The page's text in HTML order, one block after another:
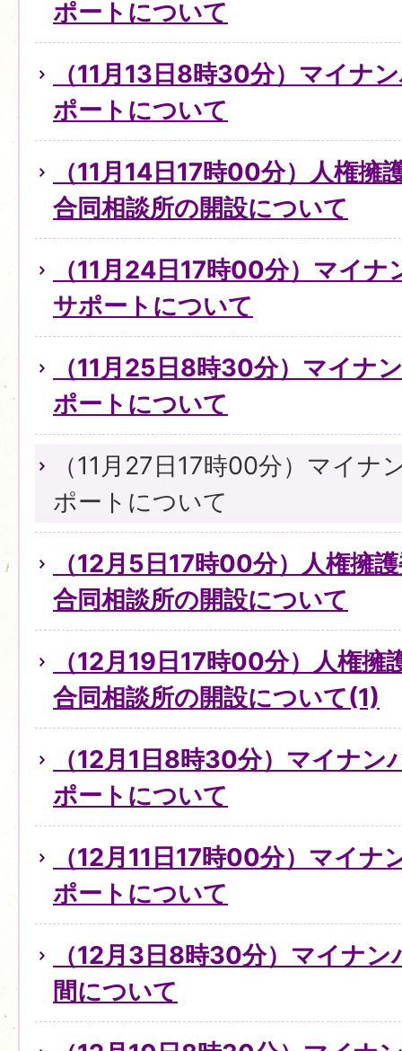
ポートについて
（11月13日8時30分）マイナ
ポートについて
（11月14日17時00分）人権擁
合同相談所の開設について
（11月24日17時00分）マイ
サポートについて
（11月25日8時30分）マイナ
ポートについて
（11月27日17時00分）マイナ
ポートについて
（12月5日17時00分）人権擁
合同相談所の開設について
（12月19日17時00分）人権擁
合同相談所の開設について(1)
（12月1日8時30分）マイナン
ポートについて
（12月11日17時00分）マイ
ポートについて
（12月3日8時30分）マイナ
間について